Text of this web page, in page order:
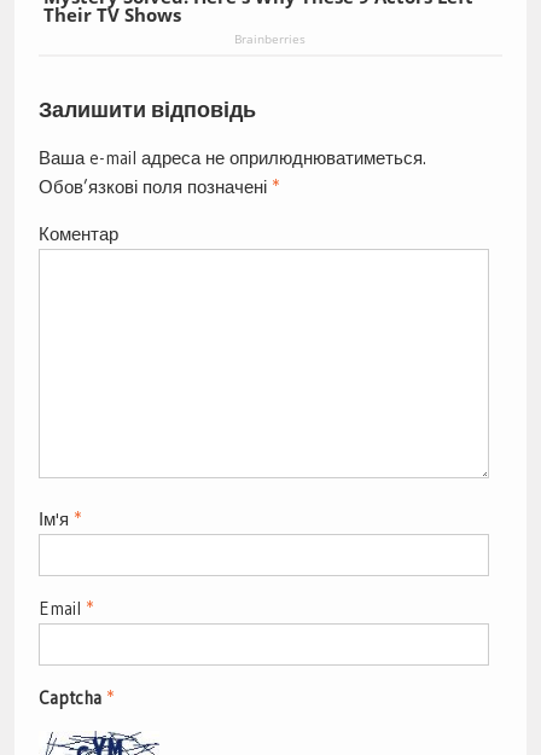
Their TV Shows
Brainberries
Залишити відповідь
Ваша e-mail адреса не оприлюднюватиметься.
Обов’язкові поля позначені *
Коментар
Ім'я *
Email *
Captcha *